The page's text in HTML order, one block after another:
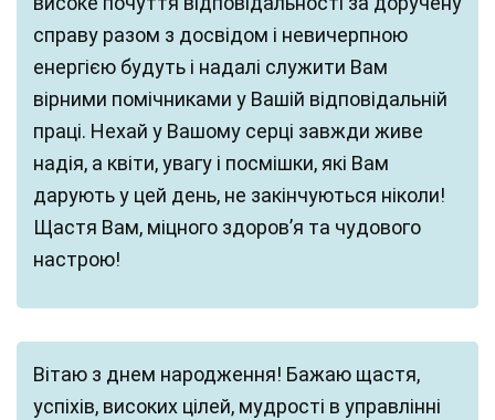
справу разом з досвідом і невичерпною
енергією будуть і надалі служити Вам
вірними помічниками у Вашій відповідальній
праці. Нехай у Вашому серці завжди живе
надія, а квіти, увагу і посмішки, які Вам
дарують у цей день, не закінчуються ніколи!
Щастя Вам, міцного здоров’я та чудового
настрою!
Вітаю з днем народження! Бажаю щастя,
успіхів, високих цілей, мудрості в управлінні